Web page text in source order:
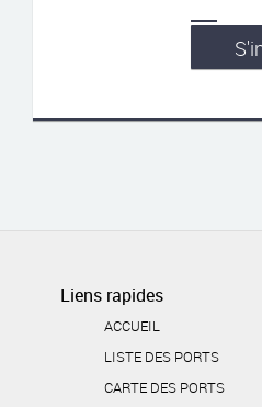
Liens rapides
ACCUEIL
LISTE DES PORTS
CARTE DES PORTS